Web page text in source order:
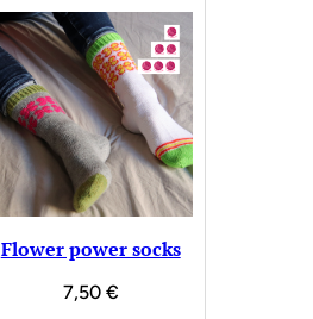
Flower power socks
7,50 €